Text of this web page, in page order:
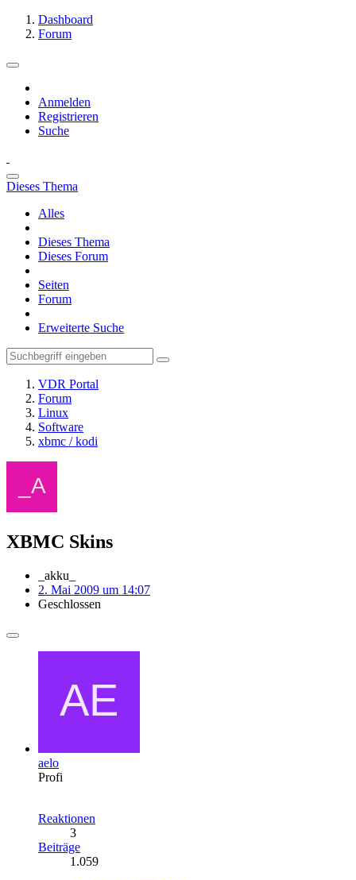
Dashboard
Forum
Anmelden
Registrieren
Suche
Dieses Thema
Alles
Dieses Thema
Dieses Forum
Seiten
Forum
Erweiterte Suche
VDR Portal
Forum
Linux
Software
xbmc / kodi
XBMC Skins
_akku_
2. Mai 2009 um 14:07
Geschlossen
aelo
Profi
Reaktionen
3
Beiträge
1.059